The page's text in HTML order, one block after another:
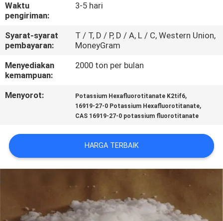
HUBUNGI
KAMI
BERITA
KASUS-
MINTA
KUTIPAN
Waktu
pengiriman:
3-5 hari
Syarat-syarat
pembayaran:
T / T, D / P, D / A, L / C, Western Union,
MoneyGram
Menyediakan
kemampuan:
2000 ton per bulan
Menyorot: Potassium Hexafluorotitanate K2tif6,
16919-27-0 Potassium Hexafluorotitanate,
CAS 16919-27-0 potassium fluorotitanate
HARGA TERBAIK